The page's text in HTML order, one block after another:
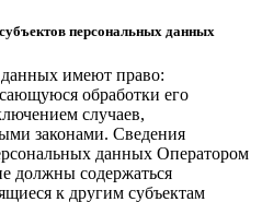
персональных данных
имеют право:
обработки его
случаев,
законами. Сведения
данных Оператором
должны содержаться
к другим субъектам